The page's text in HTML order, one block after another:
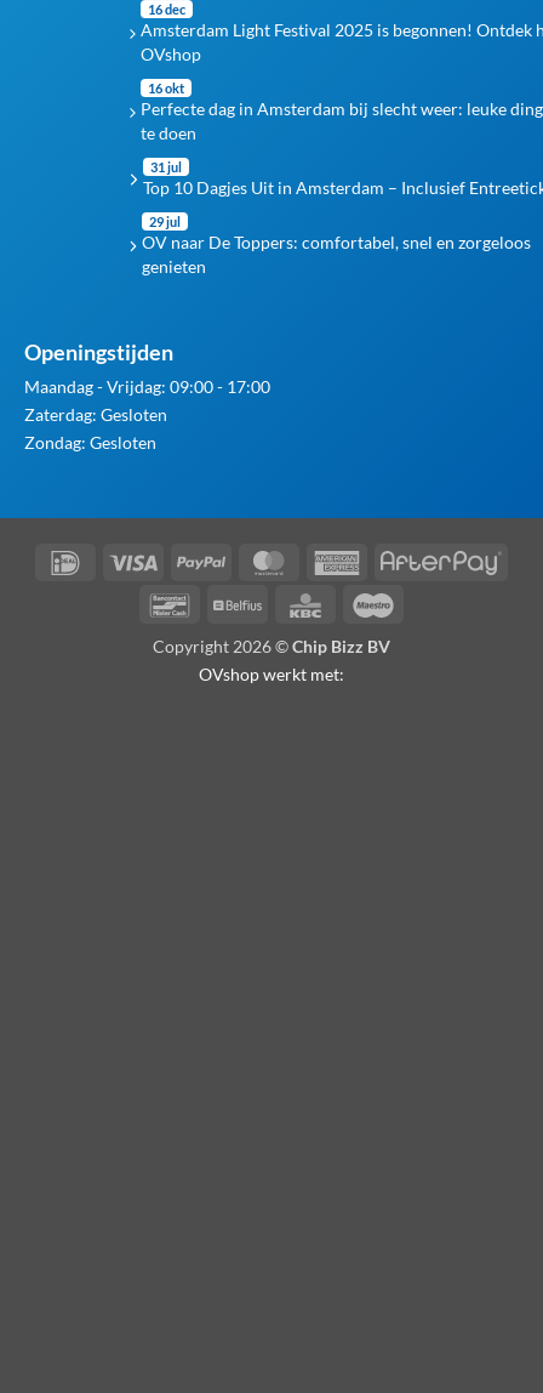
16 dec
Amsterdam Light Festival 2025 is begonnen! Ontdek
OVshop
16 okt
Perfecte dag in Amsterdam bij slecht weer: leuke
te doen
31 jul
Top 10 Dagjes Uit in Amsterdam – Inclusief
29 jul
OV naar De Toppers: comfortabel, snel en zorgeloos
genieten
Openingstijden
Maandag - Vrijdag: 09:00 - 17:00
Zaterdag: Gesloten
Zondag: Gesloten
IDeal Visa PayPal MasterCardAmerican
BancontactBelfius KBC
Copyright 2026 ©Chip Bizz BV
OVshop werkt met: